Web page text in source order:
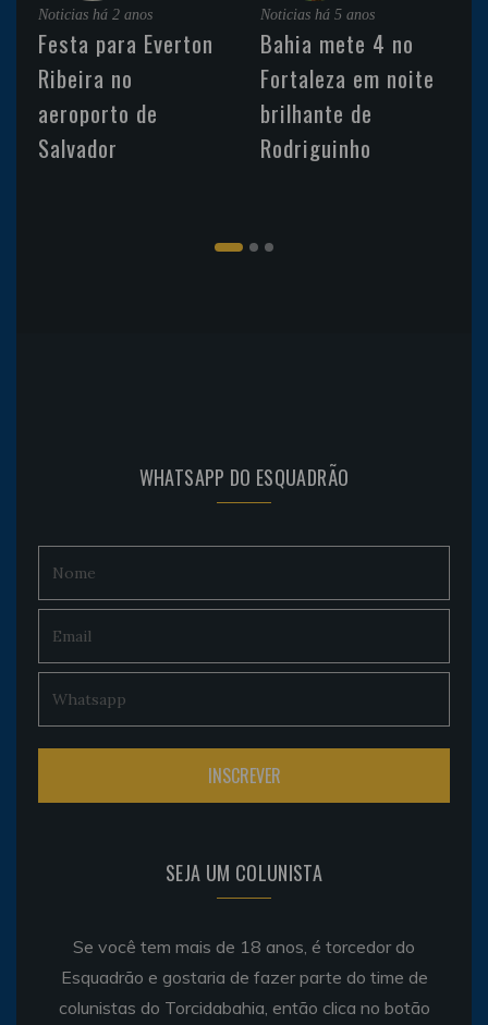
Noticias há 2 anos
Festa para Everton
Ribeira no
aeroporto de
Salvador
Noticias há 5 anos
Bahia mete 4 no
Fortaleza em noite
brilhante de
Rodriguinho
WHATSAPP DO ESQUADRÃO
SEJA UM COLUNISTA
Se você tem mais de 18 anos, é torcedor do
Esquadrão e gostaria de fazer parte do time de
colunistas do Torcidabahia, então clica no botão